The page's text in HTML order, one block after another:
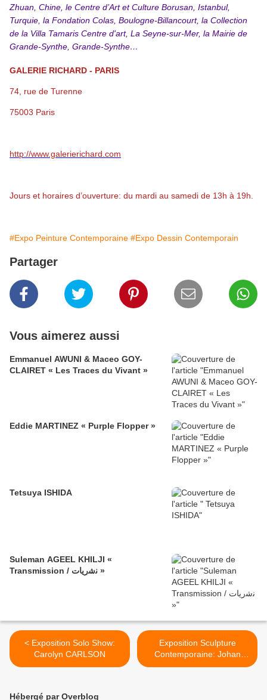
Zhuan, Chine, le Centre d’Art et Culture Borusan, Istanbul,
Turquie, la Fondation Colas, Boulogne-Billancourt, la Collection
de la Villa Tamaris Centre d'art, La Seyne-sur-Mer, la Mairie de
Grande-Synthe, Grande-Synthe…
GALERIE RICHARD - PARIS
74, rue de Turenne
75003 Paris
http://www.galerierichard.com
Jours et horaires d’ouverture: du mardi au samedi de 13h à 19h.
#Expo Peinture Contemporaine #Expo Dessin Contemporain
Partager
Vous aimerez aussi
Emmanuel AWUNI & Maceo GOY-
CLAIRET « Les Traces du Vivant »
Eddie MARTINEZ « Purple Flopper »
Tetsuya ISHIDA
Suleman AGEEL KHILJI «
Transmission / ﻧﺷرﯾﺎت »
< Exposition Solo Show:
Carolyn CARLSON
Exposition Sculpture
Contemporaine: Johan
CRETEN « ENTRACTE » >
Hébergé par Overblog